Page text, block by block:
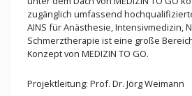
zugänglich umfassend
AINS für Anästhesie, Intensivmedizin,
Schmerztherapie ist eine große
Konzept von MEDIZIN TO GO.
Projektleitung: Prof. Dr. Jörg Weimann